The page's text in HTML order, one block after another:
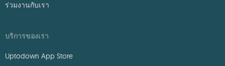
ร่วมงานกับเรา
บริการของเรา
Uptodown App Store